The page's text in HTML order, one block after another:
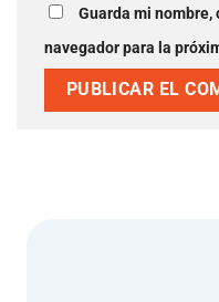
Guarda mi
navegador para la